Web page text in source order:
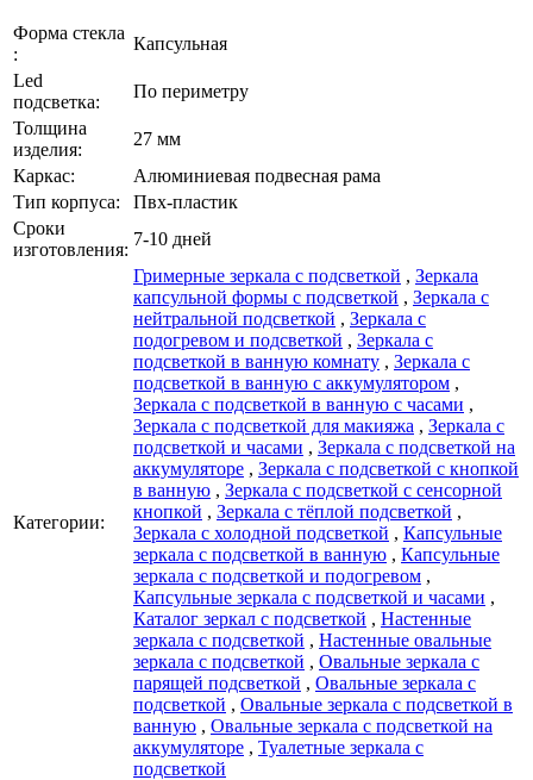
Форма стекла
:
Капсульная
Led
подсветка:
По периметру
Толщина
изделия:
27 мм
Каркаc:
Алюминиевая подвесная рама
Тип корпуса:
Пвх-пластик
Сроки
изготовления:
7-10 дней
Категории:
Гримерные зеркала с подсветкой , Зеркала
капсульной формы с подсветкой , Зеркала с
нейтральной подсветкой , Зеркала с
подогревом и подсветкой , Зеркала с
подсветкой в ванную комнату , Зеркала с
подсветкой в ванную с аккумулятором ,
Зеркала с подсветкой в ванную с часами ,
Зеркала с подсветкой для макияжа , Зеркала с
подсветкой и часами , Зеркала с подсветкой на
аккумуляторе , Зеркала с подсветкой с кнопкой
в ванную , Зеркала с подсветкой с сенсорной
кнопкой , Зеркала с тёплой подсветкой ,
Зеркала с холодной подсветкой , Капсульные
зеркала с подсветкой в ванную , Капсульные
зеркала с подсветкой и подогревом ,
Капсульные зеркала с подсветкой и часами ,
Каталог зеркал c подсветкой , Настенные
зеркала с подсветкой , Настенные овальные
зеркала с подсветкой , Овальные зеркала с
парящей подсветкой , Овальные зеркала с
подсветкой , Овальные зеркала с подсветкой в
ванную , Овальные зеркала с подсветкой на
аккумуляторе , Туалетные зеркала с
подсветкой